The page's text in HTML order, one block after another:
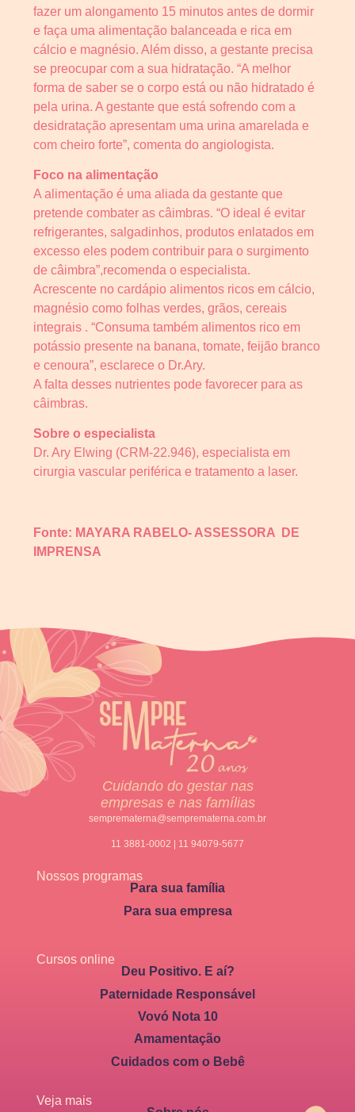
fazer um alongamento 15 minutos antes de dormir
e faça uma alimentação balanceada e rica em
cálcio e magnésio. Além disso, a gestante precisa
se preocupar com a sua hidratação. “A melhor
forma de saber se o corpo está ou não hidratado é
pela urina. A gestante que está sofrendo com a
desidratação apresentam uma urina amarelada e
com cheiro forte”, comenta do angiologista.
Foco na alimentação
A alimentação é uma aliada da gestante que
pretende combater as câimbras. “O ideal é evitar
refrigerantes, salgadinhos, produtos enlatados em
excesso eles podem contribuir para o surgimento
de câimbra”,recomenda o especialista.
Acrescente no cardápio alimentos ricos em cálcio,
magnésio como folhas verdes, grãos, cereais
integrais . “Consuma também alimentos rico em
potássio presente na banana, tomate, feijão branco
e cenoura”, esclarece o Dr.Ary.
A falta desses nutrientes pode favorecer para as
câimbras.
Sobre o especialista
Dr. Ary Elwing (CRM-22.946), especialista em
cirurgia vascular periférica e tratamento a laser.
Fonte: MAYARA RABELO- ASSESSORA DE
IMPRENSA
Cuidando do gestar nas
empresas e nas famílias
semprematerna@semprematerna.com.br
11 3881-0002 | 11 94079-5677
Nossos programas
Para sua família
Para sua empresa
Cursos online
Deu Positivo. E aí?
Paternidade Responsável
Vovó Nota 10
Amamentação
Cuidados com o Bebê
Veja mais